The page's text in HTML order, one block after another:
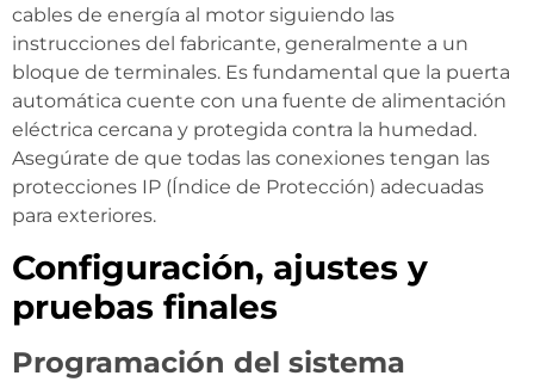
cables de energía al motor siguiendo las
instrucciones del fabricante, generalmente a un
bloque de terminales. Es fundamental que la puerta
automática cuente con una fuente de alimentación
eléctrica cercana y protegida contra la humedad.
Asegúrate de que todas las conexiones tengan las
protecciones IP (Índice de Protección) adecuadas
para exteriores.
Configuración, ajustes y
pruebas finales
Programación del sistema